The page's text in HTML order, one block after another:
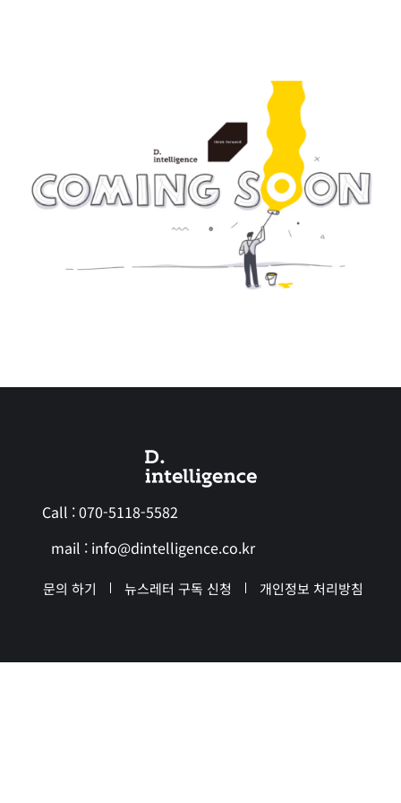
Call :070-5118-5582
mail : info@dintelligence.co.kr
문의 하기 뉴스레터 구독 신청 개인정보 처리방침